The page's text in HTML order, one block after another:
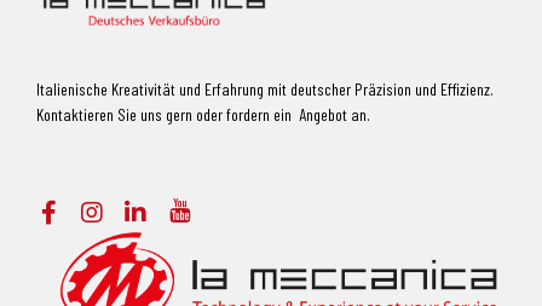
Italienische Kreativität und Erfahrung mit deutscher Präzision und Effizienz.
Kontaktieren Sie uns gern oder fordern ein Angebot an.